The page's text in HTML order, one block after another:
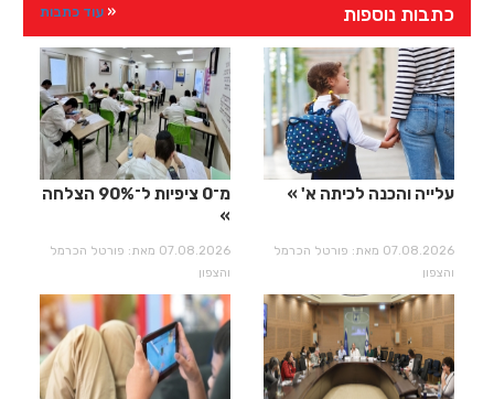
כתבות נוספות עוד כתבות
עלייה והכנה לכיתה א'
07.08.2026 מאת: פורטל הכרמל
והצפון
מ־0 ציפיות ל־90% הצלחה
07.08.2026 מאת: פורטל הכרמל
והצפון